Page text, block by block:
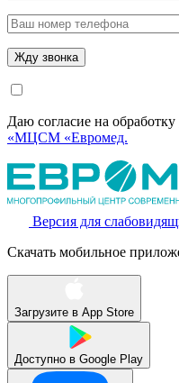
Даю согласие на обработку
«МЦСМ «Евромед.
Версия для
Скачать мобильное
Загрузите в App Store
Доступно в Google Play